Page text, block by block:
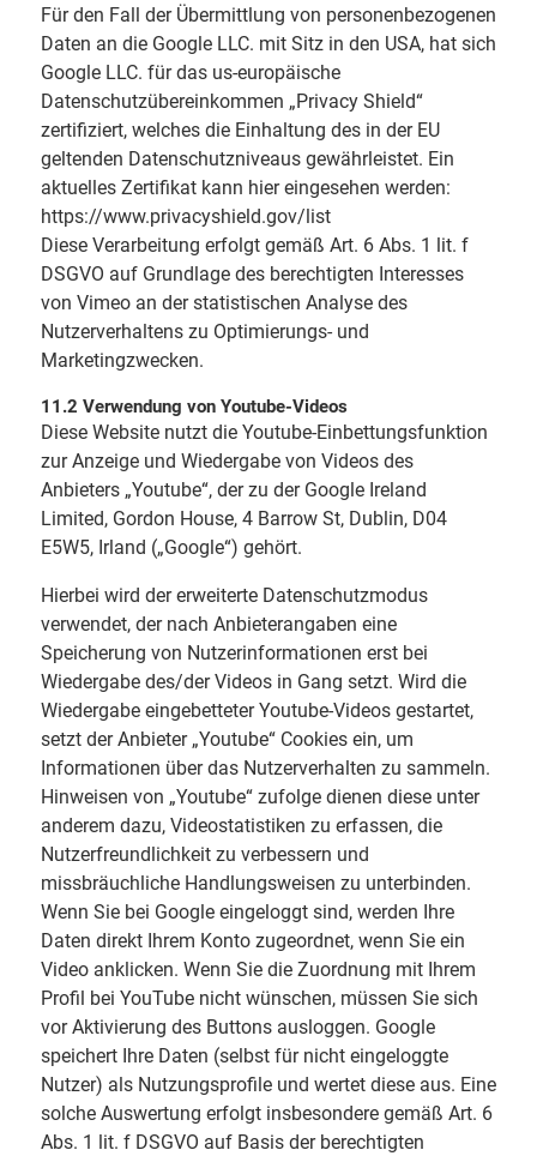
Für den Fall der Übermittlung von personenbezogenen
Daten an die Google LLC. mit Sitz in den USA, hat sich
Google LLC. für das us-europäische
Datenschutzübereinkommen „Privacy Shield“
zertifiziert, welches die Einhaltung des in der EU
geltenden Datenschutzniveaus gewährleistet. Ein
aktuelles Zertifikat kann hier eingesehen werden:
https://www.privacyshield.gov/list
Diese Verarbeitung erfolgt gemäß Art. 6 Abs. 1 lit. f
DSGVO auf Grundlage des berechtigten Interesses
von Vimeo an der statistischen Analyse des
Nutzerverhaltens zu Optimierungs- und
Marketingzwecken.
11.2 Verwendung von Youtube-Videos
Diese Website nutzt die Youtube-Einbettungsfunktion
zur Anzeige und Wiedergabe von Videos des
Anbieters „Youtube“, der zu der Google Ireland
Limited, Gordon House, 4 Barrow St, Dublin, D04
E5W5, Irland („Google“) gehört.
Hierbei wird der erweiterte Datenschutzmodus
verwendet, der nach Anbieterangaben eine
Speicherung von Nutzerinformationen erst bei
Wiedergabe des/der Videos in Gang setzt. Wird die
Wiedergabe eingebetteter Youtube-Videos gestartet,
setzt der Anbieter „Youtube“ Cookies ein, um
Informationen über das Nutzerverhalten zu sammeln.
Hinweisen von „Youtube“ zufolge dienen diese unter
anderem dazu, Videostatistiken zu erfassen, die
Nutzerfreundlichkeit zu verbessern und
missbräuchliche Handlungsweisen zu unterbinden.
Wenn Sie bei Google eingeloggt sind, werden Ihre
Daten direkt Ihrem Konto zugeordnet, wenn Sie ein
Video anklicken. Wenn Sie die Zuordnung mit Ihrem
Profil bei YouTube nicht wünschen, müssen Sie sich
vor Aktivierung des Buttons ausloggen. Google
speichert Ihre Daten (selbst für nicht eingeloggte
Nutzer) als Nutzungsprofile und wertet diese aus. Eine
solche Auswertung erfolgt insbesondere gemäß Art. 6
Abs. 1 lit. f DSGVO auf Basis der berechtigten